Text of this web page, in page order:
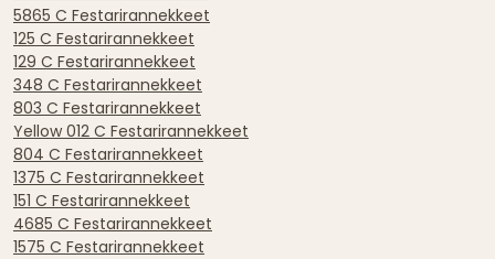
5865 C Festarirannekkeet
125 C Festarirannekkeet
129 C Festarirannekkeet
348 C Festarirannekkeet
803 C Festarirannekkeet
Yellow 012 C Festarirannekkeet
804 C Festarirannekkeet
1375 C Festarirannekkeet
151 C Festarirannekkeet
4685 C Festarirannekkeet
1575 C Festarirannekkeet